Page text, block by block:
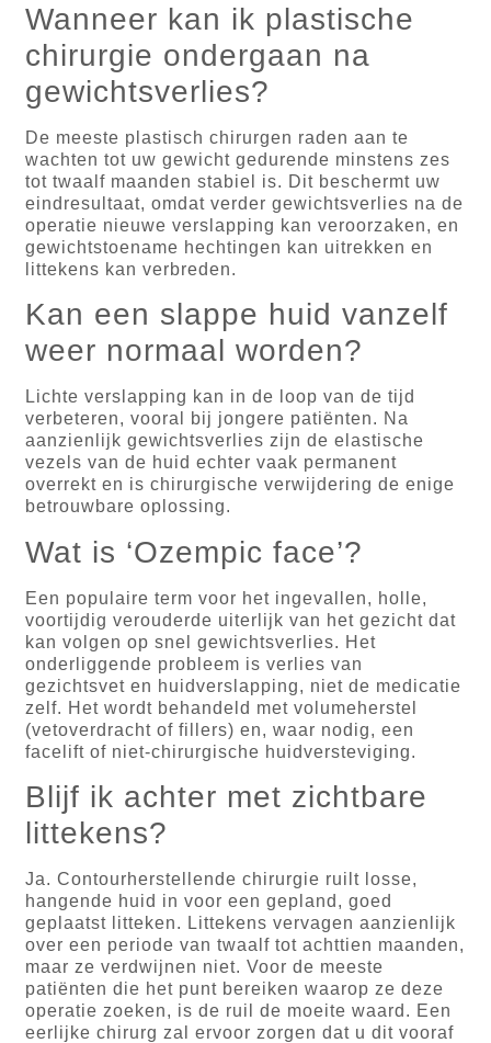
Wanneer kan ik plastische
chirurgie ondergaan na
gewichtsverlies?
De meeste plastisch chirurgen raden aan te
wachten tot uw gewicht gedurende minstens zes
tot twaalf maanden stabiel is. Dit beschermt uw
eindresultaat, omdat verder gewichtsverlies na de
operatie nieuwe verslapping kan veroorzaken, en
gewichtstoename hechtingen kan uitrekken en
littekens kan verbreden.
Kan een slappe huid vanzelf
weer normaal worden?
Lichte verslapping kan in de loop van de tijd
verbeteren, vooral bij jongere patiënten. Na
aanzienlijk gewichtsverlies zijn de elastische
vezels van de huid echter vaak permanent
overrekt en is chirurgische verwijdering de enige
betrouwbare oplossing.
Wat is ‘Ozempic face’?
Een populaire term voor het ingevallen, holle,
voortijdig verouderde uiterlijk van het gezicht dat
kan volgen op snel gewichtsverlies. Het
onderliggende probleem is verlies van
gezichtsvet en huidverslapping, niet de medicatie
zelf. Het wordt behandeld met volumeherstel
(vetoverdracht of fillers) en, waar nodig, een
facelift of niet-chirurgische huidversteviging.
Blijf ik achter met zichtbare
littekens?
Ja. Contourherstellende chirurgie ruilt losse,
hangende huid in voor een gepland, goed
geplaatst litteken. Littekens vervagen aanzienlijk
over een periode van twaalf tot achttien maanden,
maar ze verdwijnen niet. Voor de meeste
patiënten die het punt bereiken waarop ze deze
operatie zoeken, is de ruil de moeite waard. Een
eerlijke chirurg zal ervoor zorgen dat u dit vooraf